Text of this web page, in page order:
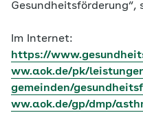
Im Internet:
https://
ww.aok.de/pk/
gemeinden/
ww.aok.de/gp/dmp/